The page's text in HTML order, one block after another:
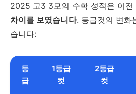
2025 고3 3모의 수학 성적은 이전
차이를 보였습니다. 등급컷의 변화
습니다:
등
급
1등급
컷
2등급
컷